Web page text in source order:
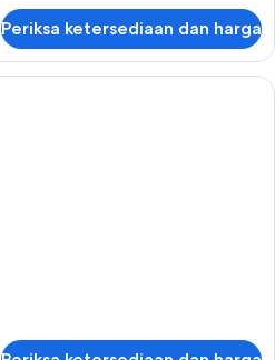
Periksa ketersediaan dan harga
Seprai premium, selimut bulu angsa,